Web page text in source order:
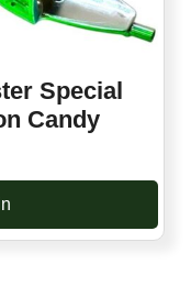
Special
Candy